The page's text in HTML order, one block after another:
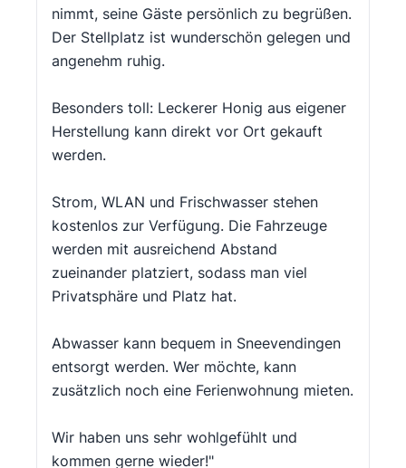
nimmt, seine Gäste persönlich zu begrüßen.
Der Stellplatz ist wunderschön gelegen und
angenehm ruhig.
Besonders toll: Leckerer Honig aus eigener
Herstellung kann direkt vor Ort gekauft
werden.
Strom, WLAN und Frischwasser stehen
kostenlos zur Verfügung. Die Fahrzeuge
werden mit ausreichend Abstand
zueinander platziert, sodass man viel
Privatsphäre und Platz hat.
Abwasser kann bequem in Sneevendingen
entsorgt werden. Wer möchte, kann
zusätzlich noch eine Ferienwohnung mieten.
Wir haben uns sehr wohlgefühlt und
kommen gerne wieder!"